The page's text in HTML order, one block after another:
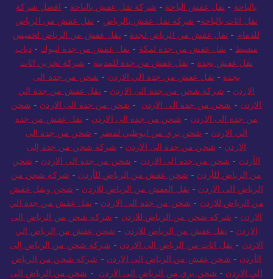
بالباحة - نقل عفش الباحة - شركة نقل عفش بالباحة - افضل شركة
نقل اثاث بالباحة- شركة نقل عفش بالرياض - نقل عفش من الرياض
للدمام - نقل عفش من الرياض لجدة - نقل عفش من الرياض لخميس
مشيط - نقل عفش من جدة لمكة - نقل عفش من جدة لتبوك - دباب
نقل عفش بجدة - نقل عفش من جدة للمدينة - شركة تخزين اثاث
بجدة - نقل عفش من جدة الي الاردن - شحن من جدة الى
الاردن - شركة شحن من جدة الى الاردن - نقل عفش من جدة الي
الاردن - شحن من جدة الى الاردن - شحن من جدة الى الاردن - شحن
من جدة الى الاردن - شحن من جدة الى الاردن - نقل عفش من جدة
الي الاردن - شحن بري من ابوظبي لمصر - شحن من جدة الى
الاردن - شحن من جدة الى الاردن - شركة شحن من جدة إلى
الأردن - شحن من جدة الى الاردن - شحن من جدة الى الاردن - شحن
من الرياض للأردن - شحن عفش من الرياض للأردن - شركة شحن من
الرياض الى الاردن - نقل العفش من الرياض للاردن - شحن ونقل عفش
من الرياض للاردن - شحن من جدة الى الاردن - نقل عفش من جدة الي
الاردن - شركة شحن من الرياض للاردن - شركة شحن من الرياض الى
الاردن - نقل عفش من الرياض للاردن - شحن عفش من الرياض الي
الاردن - نقل اثاث من الرياض الى الاردن - شركة شحن من الرياض إلى
الأردن - شحن عفش من الرياض الى الاردن - شركة شحن من الرياض
الي الاردن - شحن بري من الرياض الى الاردن - شحن من الرياض الى